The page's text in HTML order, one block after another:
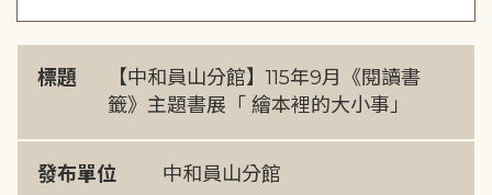
標題
【中和員山分館】115年9月《閱讀書
籤》主題書展「 繪本裡的大小事」
發布單位 中和員山分館